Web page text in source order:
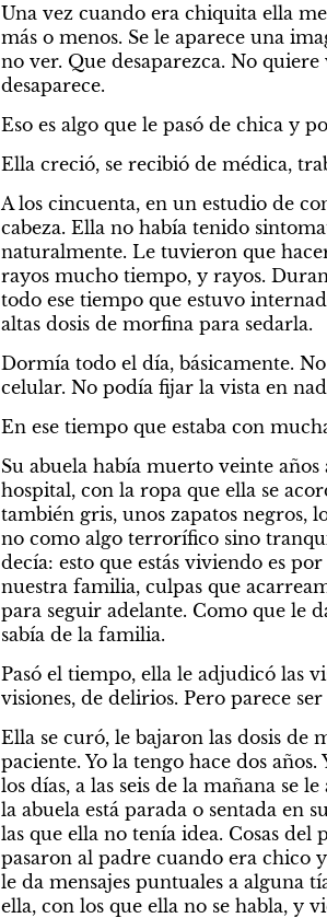
Una vez cuando era chiquita ella
más o menos. Se le aparece una
no ver. Que desaparezca. No
desaparece.
Eso es algo que le pasó de chica y
Ella creció, se recibió de médica,
A los cincuenta, en un estudio de
cabeza. Ella no había tenido
naturalmente. Le tuvieron que
rayos mucho tiempo, y rayos.
todo ese tiempo que estuvo
altas dosis de morfina para sedarla.
Dormía todo el día, básicamente.
celular. No podía fijar la vista en
En ese tiempo que estaba con
Su abuela había muerto veinte
hospital, con la ropa que ella se
también gris, unos zapatos negros,
no como algo terrorífico sino
decía: esto que estás viviendo es
nuestra familia, culpas que
para seguir adelante. Como que le
sabía de la familia.
Pasó el tiempo, ella le adjudicó las
visiones, de delirios. Pero parece ser
Ella se curó, le bajaron las dosis de
paciente. Yo la tengo hace dos
los días, a las seis de la mañana se
la abuela está parada o sentada en
las que ella no tenía idea. Cosas del
pasaron al padre cuando era chico
le da mensajes puntuales a alguna
ella, con los que ella no se habla, y